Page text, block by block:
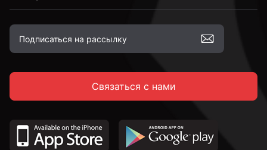
к.п. 4,8
к.п. 8,8
Связаться с нами